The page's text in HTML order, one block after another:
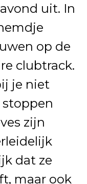
uit. In
op de
clubtrack.
je niet
zijn
dat ze
maar ook